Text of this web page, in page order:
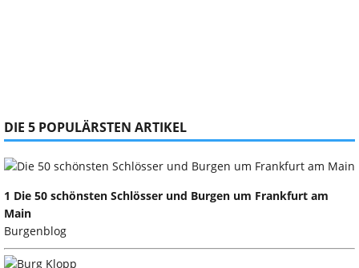
DIE 5 POPULÄRSTEN ARTIKEL
1 Die 50 schönsten Schlösser und Burgen um Frankfurt am
Main
Burgenblog